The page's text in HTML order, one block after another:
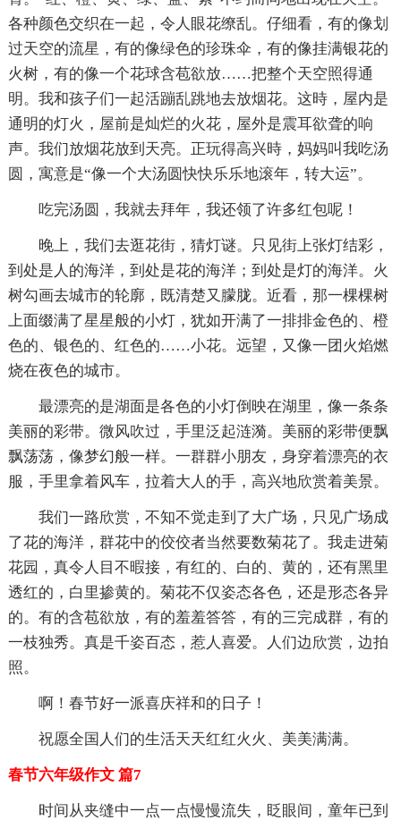
各种颜色交织在一起，令人眼花缭乱。仔细看，有的像划
过天空的流星，有的像绿色的珍珠伞，有的像挂满银花的
火树，有的像一个花球含苞欲放……把整个天空照得通
明。我和孩子们一起活蹦乱跳地去放烟花。这時，屋内是
通明的灯火，屋前是灿烂的火花，屋外是震耳欲聋的响
声。我们放烟花放到天亮。正玩得高兴時，妈妈叫我吃汤
圆，寓意是“像一个大汤圆快快乐乐地滚年，转大运”。
吃完汤圆，我就去拜年，我还领了许多红包呢！
晚上，我们去逛花街，猜灯谜。只见街上张灯结彩，
到处是人的海洋，到处是花的海洋；到处是灯的海洋。火
树勾画去城市的轮廓，既清楚又朦胧。近看，那一棵棵树
上面缀满了星星般的小灯，犹如开满了一排排金色的、橙
色的、银色的、红色的……小花。远望，又像一团火焰燃
烧在夜色的城市。
最漂亮的是湖面是各色的小灯倒映在湖里，像一条条
美丽的彩带。微风吹过，手里泛起涟漪。美丽的彩带便飘
飘荡荡，像梦幻般一样。一群群小朋友，身穿着漂亮的衣
服，手里拿着风车，拉着大人的手，高兴地欣赏着美景。
我们一路欣赏，不知不觉走到了大广场，只见广场成
了花的海洋，群花中的佼佼者当然要数菊花了。我走进菊
花园，真令人目不暇接，有红的、白的、黄的，还有黑里
透红的，白里掺黄的。菊花不仅姿态各色，还是形态各异
的。有的含苞欲放，有的羞羞答答，有的三完成群，有的
一枝独秀。真是千姿百态，惹人喜爱。人们边欣赏，边拍
照。
啊！春节好一派喜庆祥和的日子！
祝愿全国人们的生活天天红红火火、美美满满。
春节六年级作文 篇7
时间从夹缝中一点一点慢慢流失，眨眼间，童年已到